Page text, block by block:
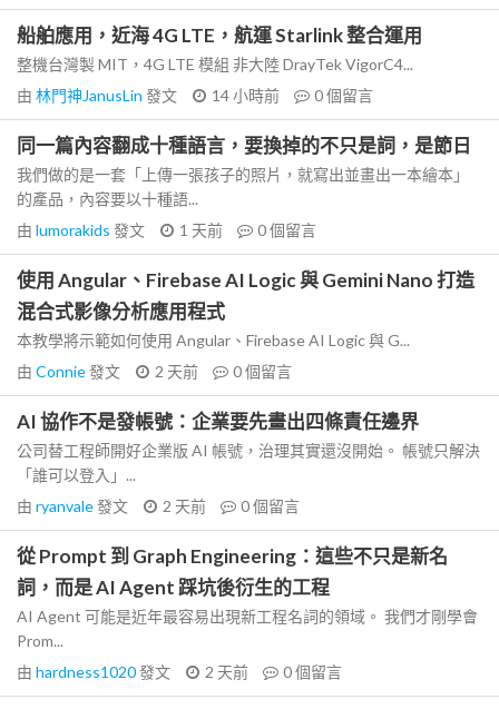
船舶應用，近海 4G LTE，航運 Starlink 整合運用
整機台灣製 MIT，4G LTE 模組 非大陸 DrayTek VigorC4...
由 林門神JanusLin 發文 14 小時前 0個留言
同一篇內容翻成十種語言，要換掉的不只是詞，是節日
我們做的是一套「上傳一張孩子的照片，就寫出並畫出一本繪本」
的產品，內容要以十種語...
由 lumorakids 發文 1 天前 0個留言
使用 Angular、Firebase AI Logic 與 Gemini Nano 打造
混合式影像分析應用程式
本教學將示範如何使用 Angular、Firebase AI Logic 與 G...
由 Connie發文 2 天前 0個留言
AI 協作不是發帳號：企業要先畫出四條責任邊界
公司替工程師開好企業版 AI 帳號，治理其實還沒開始。 帳號只解決
「誰可以登入」...
由 ryanvale發文 2 天前 0個留言
從 Prompt 到 Graph Engineering：這些不只是新名
詞，而是 AI Agent 踩坑後衍生的工程
AI Agent 可能是近年最容易出現新工程名詞的領域。 我們才剛學會
Prom...
由 hardness1020發文 2 天前 0個留言